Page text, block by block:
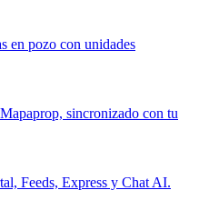
en pozo con unidades
sincronizado con tu
Feeds, Express y Chat AI.